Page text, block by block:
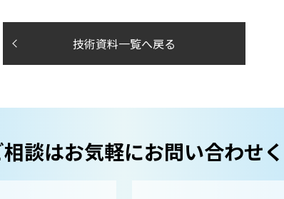
技術資料一覧へ戻る
談はお気軽にお問い合わせ